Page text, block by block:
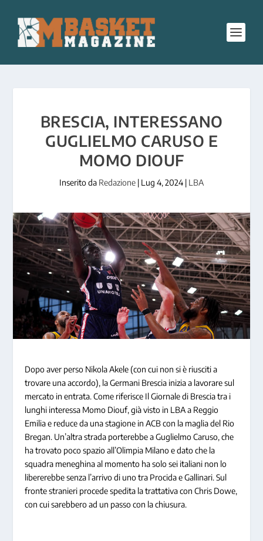
BRESCIA, INTERESSANO
GUGLIELMO CARUSO E
MOMO DIOUF
Inserito da Redazione | Lug 4, 2024 | LBA
Dopo aver perso Nikola Akele (con cui non si è riusciti a
trovare una accordo), la Germani Brescia inizia a lavorare sul
mercato in entrata. Come riferisce Il Giornale di Brescia tra i
lunghi interessa Momo Diouf, già visto in LBA a Reggio
Emilia e reduce da una stagione in ACB con la maglia del Rio
Bregan. Un’altra strada porterebbe a Guglielmo Caruso, che
ha trovato poco spazio all’Olimpia Milano e dato che la
squadra meneghina al momento ha solo sei italiani non lo
libererebbe senza l’arrivo di uno tra Procida e Gallinari. Sul
fronte stranieri procede spedita la trattativa con Chris Dowe,
con cui sarebbero ad un passo con la chiusura.